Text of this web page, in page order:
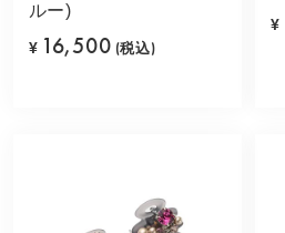
ルー)
¥ 16,500 (税込)
¥